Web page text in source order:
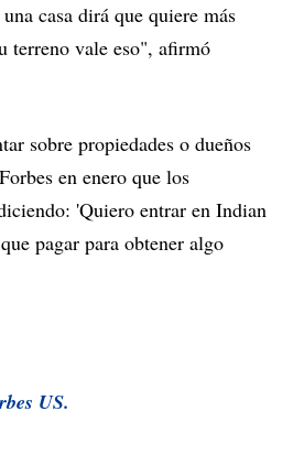
casa dirá que quiere más
terreno vale eso", afirmó
sobre propiedades o dueños
en enero que los
'Quiero entrar en Indian
pagar para obtener algo
US.